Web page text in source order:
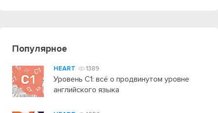
Популярное
HEART 1389
Уровень C1: всё о продвинутом уровне
английского языка